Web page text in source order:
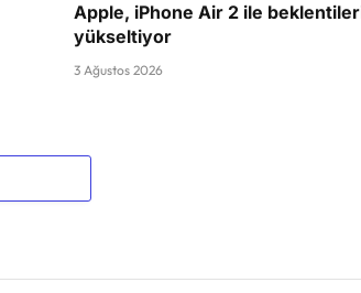
Apple, iPhone Air 2 ile
yükseltiyor
3 Ağustos 2026